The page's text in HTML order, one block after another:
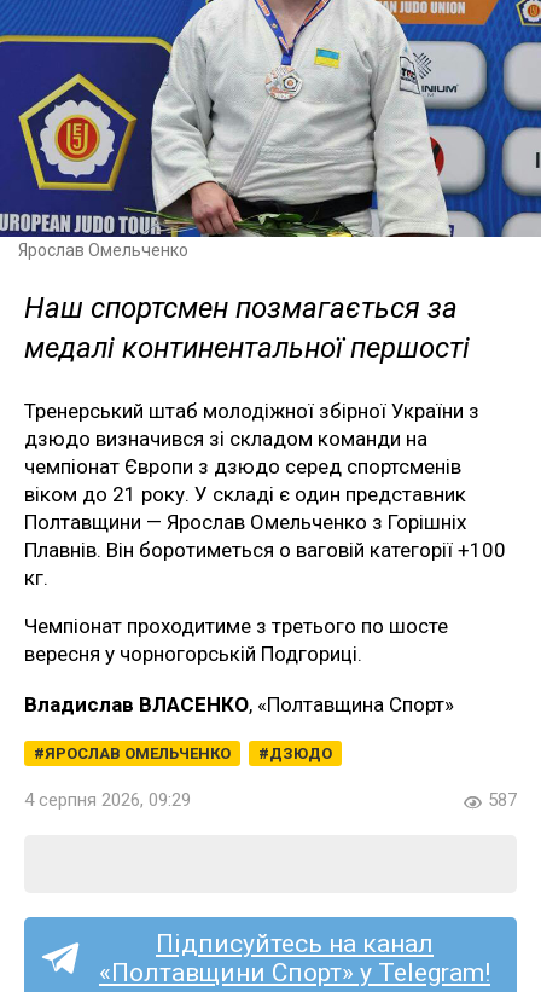
Ярослав Омельченко
Наш спортсмен позмагається за
медалі континентальної першості
Тренерський штаб молодіжної збірної України з
дзюдо визначився зі складом команди на
чемпіонат Європи з дзюдо серед спортсменів
віком до 21 року. У складі є один представник
Полтавщини — Ярослав Омельченко з Горішніх
Плавнів. Він боротиметься о ваговій категорії +100
кг.
Чемпіонат проходитиме з третього по шосте
вересня у чорногорській Подгориці.
Владислав ВЛАСЕНКО, «Полтавщина Спорт»
ЯРОСЛАВ ОМЕЛЬЧЕНКО ДЗЮДО
4 серпня 2026, 09:29 587
Підписуйтесь на канал
«Полтавщини Спорт» у Telegram!